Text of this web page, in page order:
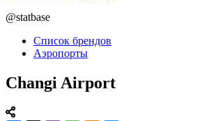
@statbase
Список брендов
Аэропорты
Changi Airport